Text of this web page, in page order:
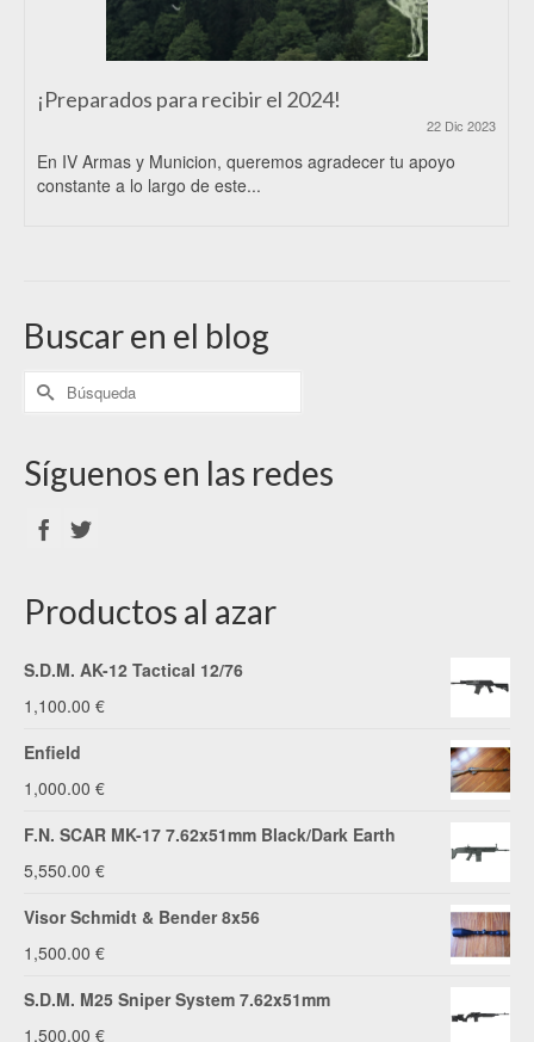
¡Preparados para recibir el 2024!
22 Dic 2023
En IV Armas y Municion, queremos agradecer tu apoyo
constante a lo largo de este...
Buscar en el blog
Síguenos en las redes
Productos al azar
S.D.M. AK-12 Tactical 12/76
1,100.00 €
Enfield
1,000.00 €
F.N. SCAR MK-17 7.62x51mm Black/Dark Earth
5,550.00 €
Visor Schmidt & Bender 8x56
1,500.00 €
S.D.M. M25 Sniper System 7.62x51mm
1,500.00 €